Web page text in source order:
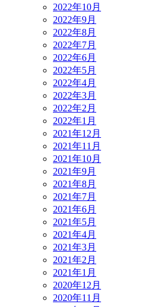
2022年10月
2022年9月
2022年8月
2022年7月
2022年6月
2022年5月
2022年4月
2022年3月
2022年2月
2022年1月
2021年12月
2021年11月
2021年10月
2021年9月
2021年8月
2021年7月
2021年6月
2021年5月
2021年4月
2021年3月
2021年2月
2021年1月
2020年12月
2020年11月